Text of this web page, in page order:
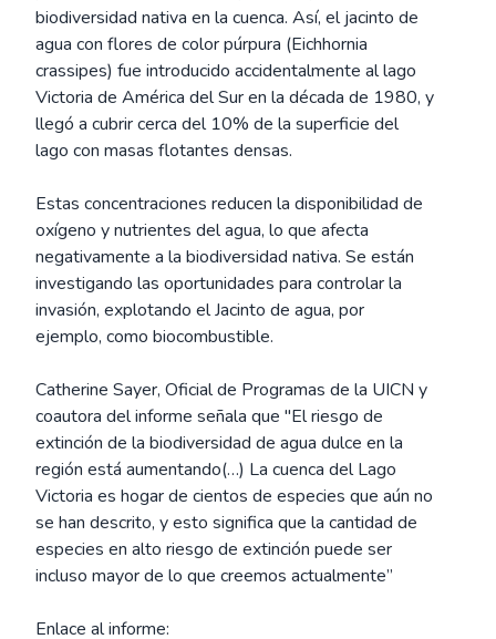
biodiversidad nativa en la cuenca. Así, el jacinto de
agua con flores de color púrpura (Eichhornia
crassipes) fue introducido accidentalmente al lago
Victoria de América del Sur en la década de 1980, y
llegó a cubrir cerca del 10% de la superficie del
lago con masas flotantes densas.
Estas concentraciones reducen la disponibilidad de
oxígeno y nutrientes del agua, lo que afecta
negativamente a la biodiversidad nativa. Se están
investigando las oportunidades para controlar la
invasión, explotando el Jacinto de agua, por
ejemplo, como biocombustible.
Catherine Sayer, Oficial de Programas de la UICN y
coautora del informe señala que "El riesgo de
extinción de la biodiversidad de agua dulce en la
región está aumentando(…) La cuenca del Lago
Victoria es hogar de cientos de especies que aún no
se han descrito, y esto significa que la cantidad de
especies en alto riesgo de extinción puede ser
incluso mayor de lo que creemos actualmente”
Enlace al informe: